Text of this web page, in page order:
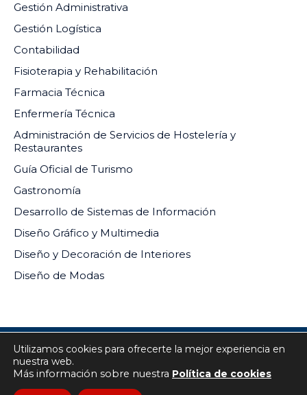
Gestión Administrativa
Gestión Logística
Contabilidad
Fisioterapia y Rehabilitación
Farmacia Técnica
Enfermería Técnica
Administración de Servicios de Hostelería y
Restaurantes
Guía Oficial de Turismo
Gastronomía
Desarrollo de Sistemas de Información
Diseño Gráfico y Multimedia
Diseño y Decoración de Interiores
Diseño de Modas
INSTITUTO DE EDUCACIÓN SUPERIOR PRIVADO DEL
SUR RM-073-2024-MINEDU
Todos los derechos reservados
Utilizamos cookies para ofrecerte la mejor experiencia en
nuestra web.
Más información sobre nuestra Política de cookies